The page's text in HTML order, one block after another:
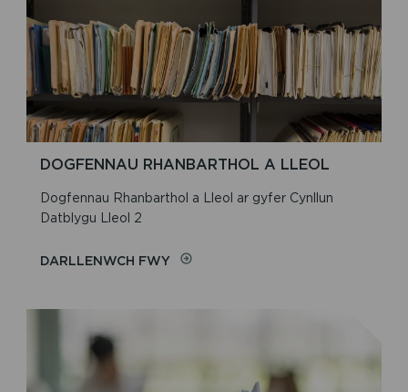
DOGFENNAU RHANBARTHOL A LLEOL
Dogfennau Rhanbarthol a Lleol ar gyfer Cynllun
Datblygu Lleol 2
DARLLENWCH FWYON